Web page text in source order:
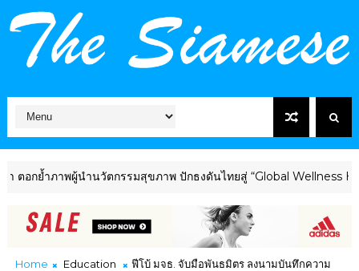
ภาพผู้นำนวัตกรรมสุขภาพ ปักธงดันไทยสู่ “Global Wellness Hub” ร่วม
Home Education
ฟีโบ้ มจธ. จับมือพันธมิตร ลงนามบันทึกความ